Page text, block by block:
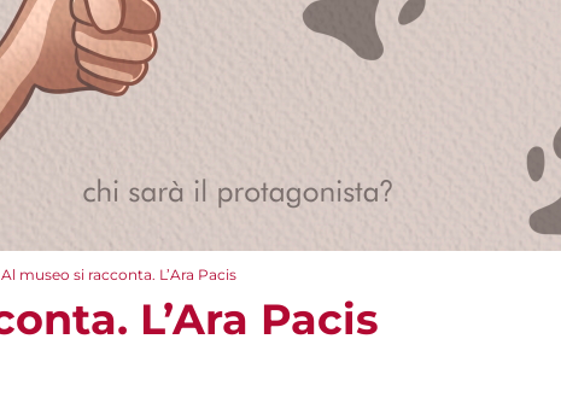
Al museo si racconta. L’Ara Pacis
L’Ara Pacis